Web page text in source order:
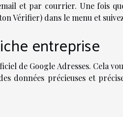
et par courrier. Une fois
Vérifier) ​​dans le menu et
entreprise
de Google Adresses. Cela
données précieuses et